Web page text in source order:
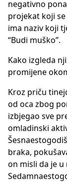
negativno
projekat koji
ima naziv koji
“Budi muško”.
Kako izgleda
promijene
Kroz priču
od oca zbog
izbjegao sve
omladinski
braka,
on misli da je